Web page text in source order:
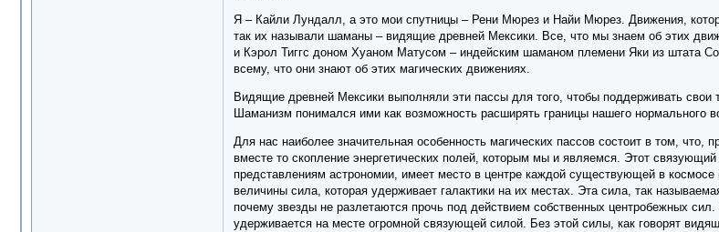
Я – Кайли Лундалл, а это мои спутницы – Рени Мюрез и Найи Мюрез. Движения,
так их называли шаманы – видящие древней Мексики. Все, что мы знаем об этих
и Кэрол Тиггс доном Хуаном Матусом – индейским шаманом племени Яки из штата
всему, что они знают об этих магических движениях.
Видящие древней Мексики выполняли эти пассы для того, чтобы поддерживать
Шаманизм понимался ими как возможность расширять границы нашего нормального
Для нас наиболее значительная особенность магических пассов состоит в том,
вместе то скопление энергетических полей, которым мы и являемся. Этот
представлениям астрономии, имеет место в центре каждой существующей в космосе
величины сила, которая удерживает галактики на их местах. Эта сила, так
почему звезды не разлетаются прочь под действием собственных центробежных
удерживается на месте огромной связующей силой. Без этой силы, как говорят